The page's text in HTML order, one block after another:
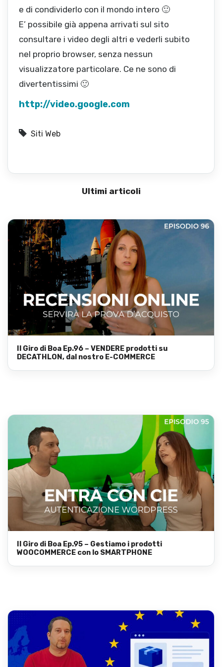
e di condividerlo con il mondo intero 🙂
E’ possibile già appena arrivati sul sito
consultare i video degli altri e vederli subito
nel proprio browser, senza nessun
visualizzatore particolare. Ce ne sono di
divertentissimi 🙂
http://video.google.com
Siti Web
Ultimi articoli
Il Giro di Boa Ep.96 – VENDERE prodotti su
DECATHLON, dal nostro E-COMMERCE
Il Giro di Boa Ep.95 – Gestiamo i prodotti
WOOCOMMERCE con lo SMARTPHONE